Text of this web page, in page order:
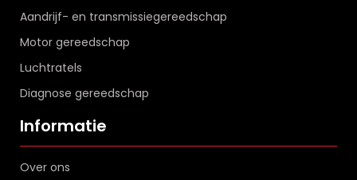
Aandrijf- en transmissiegereedschap
Motor gereedschap
Luchtratels
Diagnose gereedschap
Informatie
Over ons